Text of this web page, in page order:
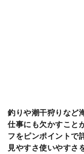
釣りや潮干狩りなど
仕事にも欠かすこと
フをピンポイントで
見やすさ使いやすさ